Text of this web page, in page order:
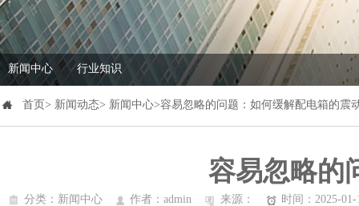
新闻中心 行业知识
首页> 新闻动态> 新闻中心>容易忽略的问题：如何缓解配电箱的震
容易忽略的
分类：新闻中心 作者：admin 来源： 时间：2025-01-